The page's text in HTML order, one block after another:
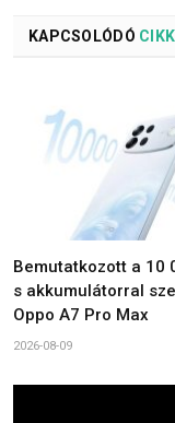
KAPCSOLÓDÓ
Bemutatkozott a 10
s akkumulátorral
Oppo A7 Pro Max
2026-08-09